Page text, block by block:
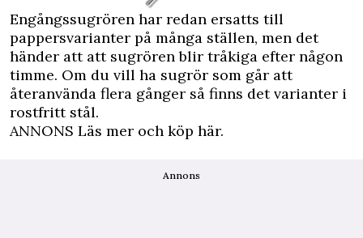
Engångssugrören har redan ersatts till
pappersvarianter på många ställen, men det
händer att att sugrören blir tråkiga efter någon
timme. Om du vill ha sugrör som går att
återanvända flera gånger så finns det varianter i
rostfritt stål.
ANNONS Läs mer och köp här.
Annons